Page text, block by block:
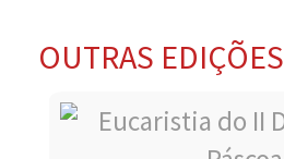
OUTRAS EDIÇÕES